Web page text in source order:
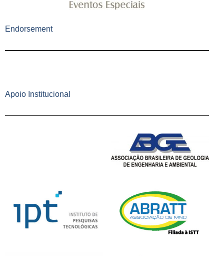
Endorsement
Apoio Institucional